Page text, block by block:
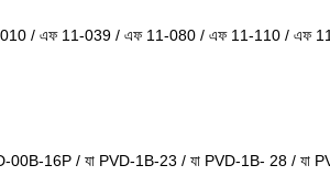
/ এফ 11-039 / এফ 11-080 / এফ 11-110 / এফ
16P / যা PVD-1B-23 / যা PVD-1B- 28 / যা